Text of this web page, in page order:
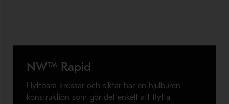
NW™ Rapid
Flyttbara krossar och siktar har en hjulburen
konstruktion som gör det enkelt att flytta